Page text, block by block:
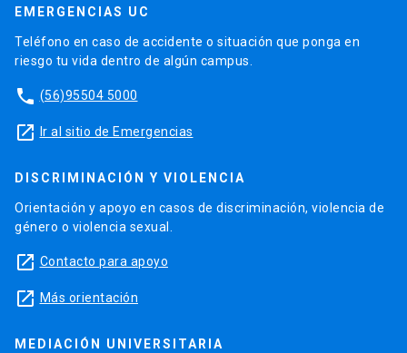
EMERGENCIAS UC
Teléfono en caso de accidente o situación que ponga en
riesgo tu vida dentro de algún campus.
phone (56)95504 5000
launch Ir al sitio de Emergencias
DISCRIMINACIÓN Y VIOLENCIA
Orientación y apoyo en casos de discriminación, violencia de
género o violencia sexual.
launch Contacto para apoyo
launch Más orientación
MEDIACIÓN UNIVERSITARIA